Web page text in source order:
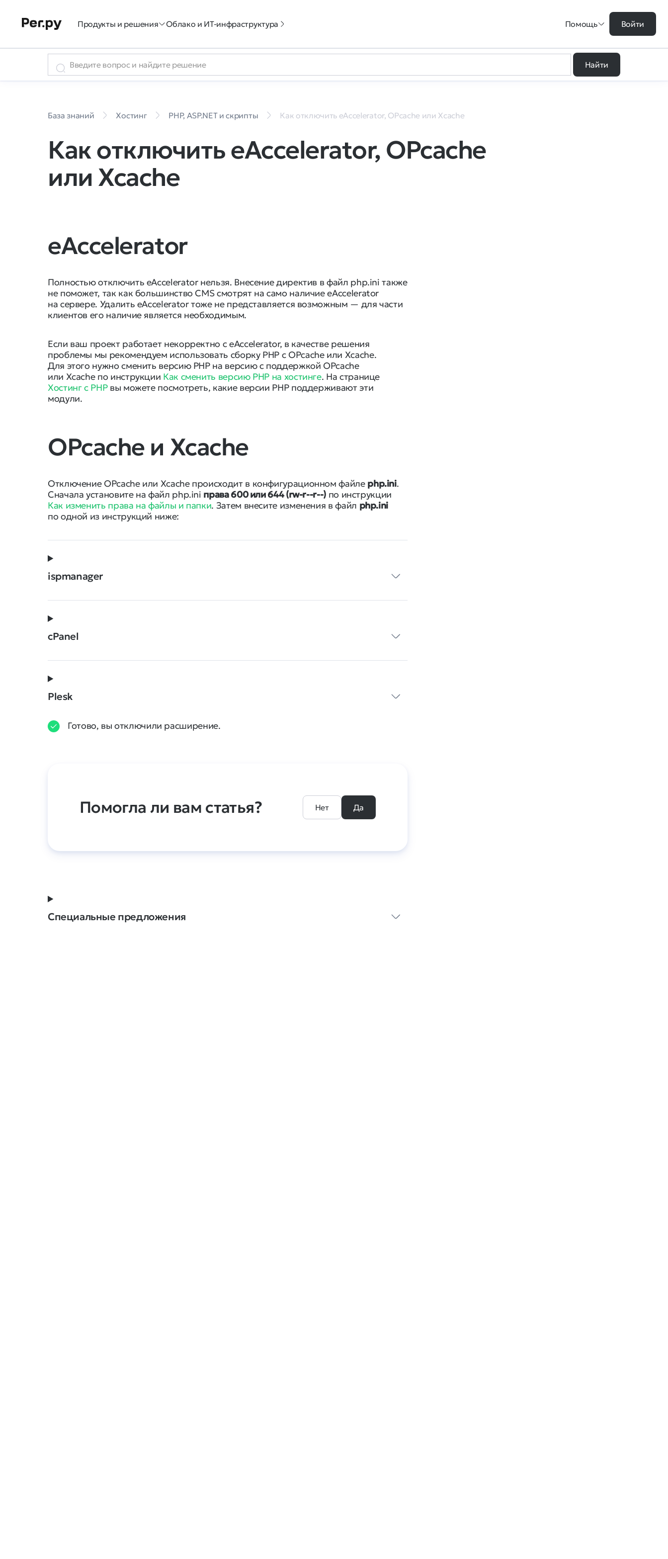
Продукты и решения Облако и ИТ-инфраструктура Помощь Войти
Найти
База знаний Хостинг PHP, ASP.NET и скрипты Как отключить eAccelerator, OPcache или Xcache
Как отключить eAccelerator, OPcache
или Xcache
eAccelerator
Полностью отключить eAccelerator нельзя. Внесение директив в файл php.ini также
не поможет, так как большинство CMS смотрят на само наличие eAccelerator
на сервере. Удалить eAccelerator тоже не представляется возможным — для части
клиентов его наличие является необходимым.
Если ваш проект работает некорректно с eAccelerator, в качестве решения
проблемы мы рекомендуем использовать сборку PHP c OPcache или Xcache.
Для этого нужно сменить версию PHP на версию с поддержкой OPcache
или Xcache по инструкции Как сменить версию PHP на хостинге. На странице
Хостинг с PHPвы можете посмотреть, какие версии PHP поддерживают эти
модули.
OPcache и Xcache
Отключение OPcache или Xcache происходит в конфигурационном файле php.ini.
Сначала установите на файл php.ini права 600 или 644 (rw-r--r--)по инструкции
Как изменить права на файлы и папки. Затем внесите изменения в файл php.ini
по одной из инструкций ниже:
ispmanager
cPanel
Plesk
Готово, вы отключили расширение.
Помогла ли вам статья? Да
Нет
Специальные предложения